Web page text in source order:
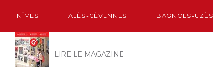
NÎMES ALÈS-CÈVENNES BAGNOLS-UZÈS
LIRE LE MAGAZINE